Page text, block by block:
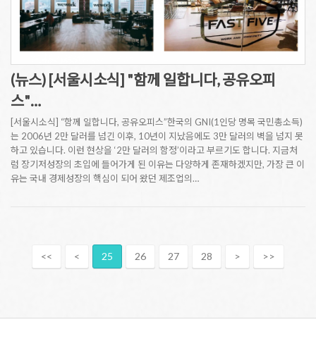
(뉴스) [서울시소식] "함께 일합니다, 공유오피
스"…
[서울시소식] “함께 일합니다, 공유오피스”한국의 GNI(1인당 명목 국민총소득)
는 2006년 2만 달러를 넘긴 이후, 10년이 지났음에도 3만 달러의 벽을 넘지 못
하고 있습니다. 이런 현상을 ‘2만 달러의 함정’이라고 부르기도 합니다. 지금처
럼 장기저성장의 초입에 들어가게 된 이유는 다양하게 존재하겠지만, 가장 큰 이
유는 국내 경제성장의 핵심이 되어 왔던 제조업의…
<< < 25 26 27 28 > >>